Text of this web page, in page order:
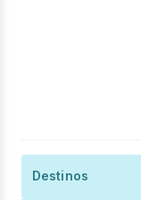
Destinos